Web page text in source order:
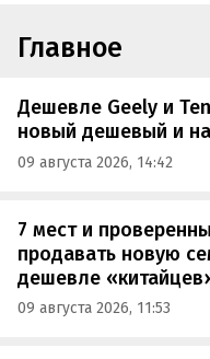
Главное
Дешевле Geely и
новый дешевый и
09 августа 2026, 14:42
7 мест и
продавать новую
дешевле
09 августа 2026, 11:53